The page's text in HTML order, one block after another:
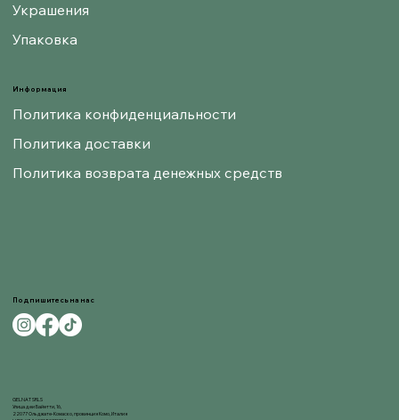
Информация
Политика конфиденциальности
Политика доставки
Политика возврата денежных средств
Украшения
Упаковка
Подпишитесь на нас
GELNAT SRLS
Улица деи Байетти, 16,
22077 Ольджате-Комаско, провинция Комо, Италия